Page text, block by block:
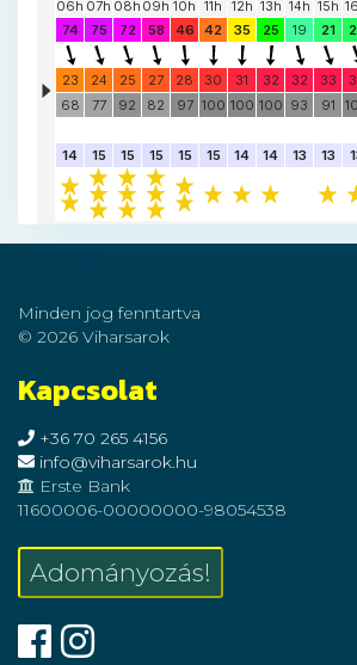
Minden jog fenntartva
© 2026 Viharsarok
Kapcsolat
+36 70 265 4156
info@viharsarok.hu
Erste Bank
11600006-00000000-98054538
Adományozás!
Facebook
Instagram